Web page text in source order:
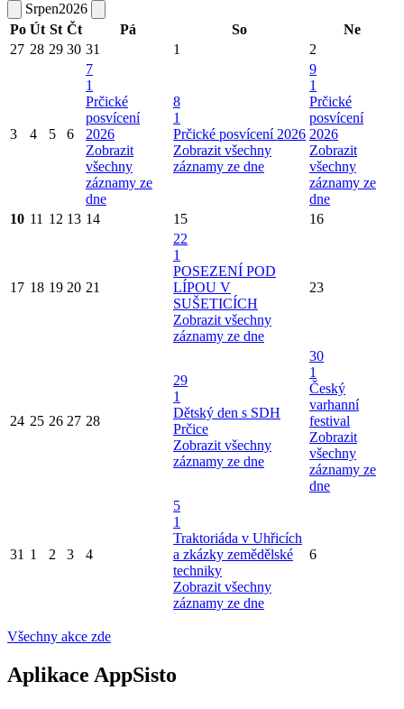
Srpen2026
Po Út St Čt Pá So
Ne
27 28 29 30 31 1 2
3 4 5 6
7
1
Prčické
posvícení
2026
Zobrazit
všechny
záznamy ze
dne
8
1
Prčické posvícení 2026
Zobrazit všechny
záznamy ze dne
9
1
Prčické
posvícení
2026
Zobrazit
všechny
záznamy ze
dne
10 11 12 13 14 15 16
17 18 19 20 21
22
1
POSEZENÍ POD
LÍPOU V
SUŠETICÍCH
Zobrazit všechny
záznamy ze dne
23
24 25 26 27 28
29
1
Dětský den s SDH
Prčice
Zobrazit všechny
záznamy ze dne
30
1
Český
varhanní
festival
Zobrazit
všechny
záznamy ze
dne
31 1 2 3 4
5
1
Traktoriáda v Uhřicích
a zkázky zemědělské
techniky
Zobrazit všechny
záznamy ze dne
6
Všechny akce zde
Aplikace AppSisto